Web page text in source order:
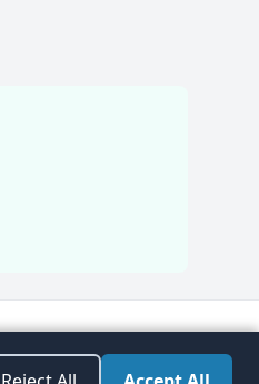
FacebookInstagramTwitter